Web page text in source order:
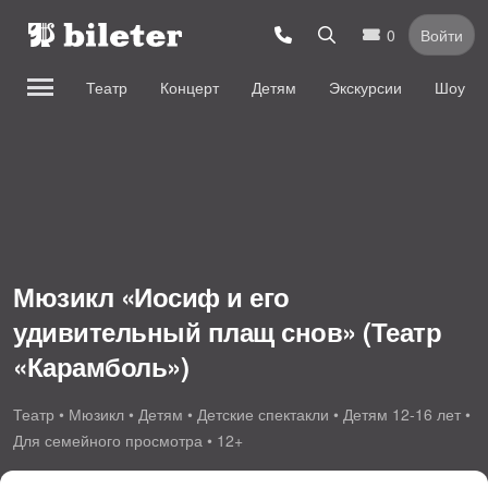
0 Войти
Театр Концерт Детям Экскурсии Шоу
Мюзикл «Иосиф и его
удивительный плащ снов» (Театр
«Карамболь»)
Театр • Мюзикл • Детям • Детские спектакли • Детям 12-16 лет •
Для семейного просмотра • 12+